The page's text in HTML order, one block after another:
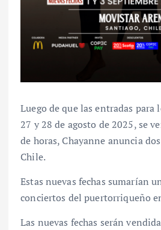
Luego de que las entradas para
27 y 28 de agosto de 2025, se
de horas, Chayanne anuncia
Chile.
Estas nuevas fechas sumarían
conciertos del puertorriqueño
Las nuevas fechas serán